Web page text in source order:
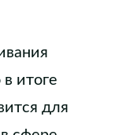
итоге
для